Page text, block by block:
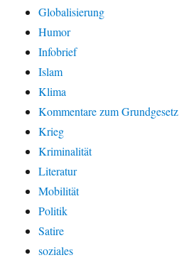
Globalisierung
Humor
Infobrief
Islam
Klima
Kommentare zum Grundgesetz
Krieg
Kriminalität
Literatur
Mobilität
Politik
Satire
soziales